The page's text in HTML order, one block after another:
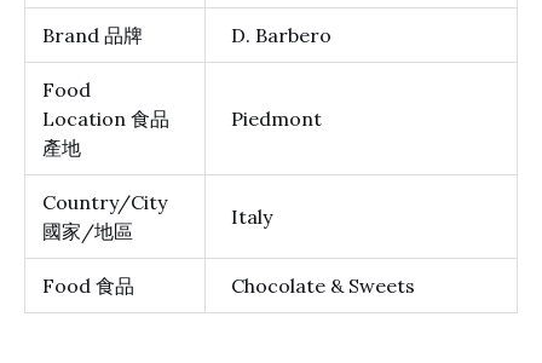
Brand 品牌 D. Barbero
Food
Location 食品
產地
Piedmont
Country/City
國家/地區
Italy
Food 食品 Chocolate & Sweets